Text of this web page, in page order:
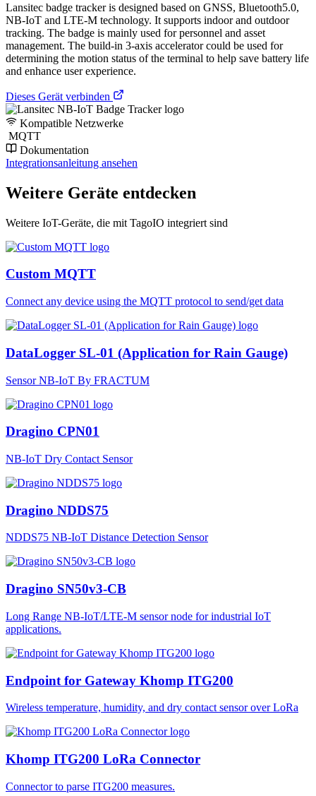
Lansitec badge tracker is designed based on GNSS, Bluetooth5.0,
NB-IoT and LTE-M technology. It supports indoor and outdoor
tracking. The badge is mainly used for personnel and asset
management. The build-in 3-axis accelerator could be used for
determining the motion status of the terminal to help save battery life
and enhance user experience.
Dieses Gerät verbinden
Kompatible Netzwerke
MQTT
Dokumentation
Integrationsanleitung ansehen
Weitere Geräte entdecken
Weitere IoT-Geräte, die mit TagoIO integriert sind
Custom MQTT
Connect any device using the MQTT protocol to send/get data
DataLogger SL-01 (Application for Rain Gauge)
Sensor NB-IoT By FRACTUM
Dragino CPN01
NB-IoT Dry Contact Sensor
Dragino NDDS75
NDDS75 NB-IoT Distance Detection Sensor
Dragino SN50v3-CB
Long Range NB-IoT/LTE-M sensor node for industrial IoT
applications.
Endpoint for Gateway Khomp ITG200
Wireless temperature, humidity, and dry contact sensor over LoRa
Khomp ITG200 LoRa Connector
Connector to parse ITG200 measures.